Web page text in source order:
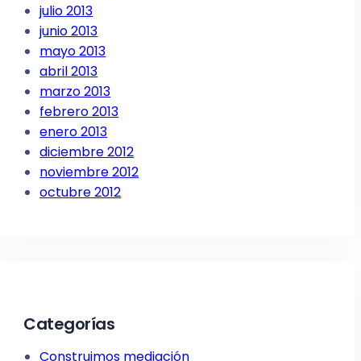
julio 2013
junio 2013
mayo 2013
abril 2013
marzo 2013
febrero 2013
enero 2013
diciembre 2012
noviembre 2012
octubre 2012
Categorías
Construimos mediación